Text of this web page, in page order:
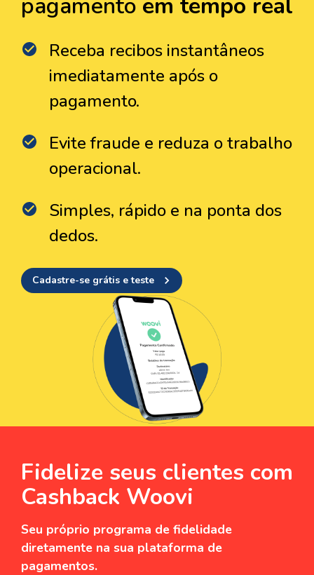
Receba recibos instantâneos
imediatamente após o
pagamento.
Evite fraude e reduza o trabalho
operacional.
Simples, rápido e na ponta dos
dedos.
Cadastre-se grátis e teste
Fidelize seus clientes com
Cashback Woovi
Seu próprio programa de fidelidade
diretamente na sua plataforma de
pagamentos.